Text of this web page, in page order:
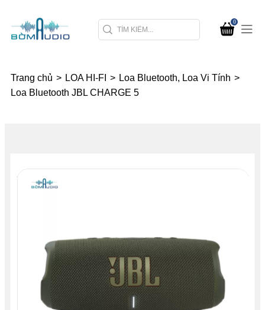
0
Trang chủ > LOA HI-FI > Loa Bluetooth, Loa Vi Tính >
Loa Bluetooth JBL CHARGE 5